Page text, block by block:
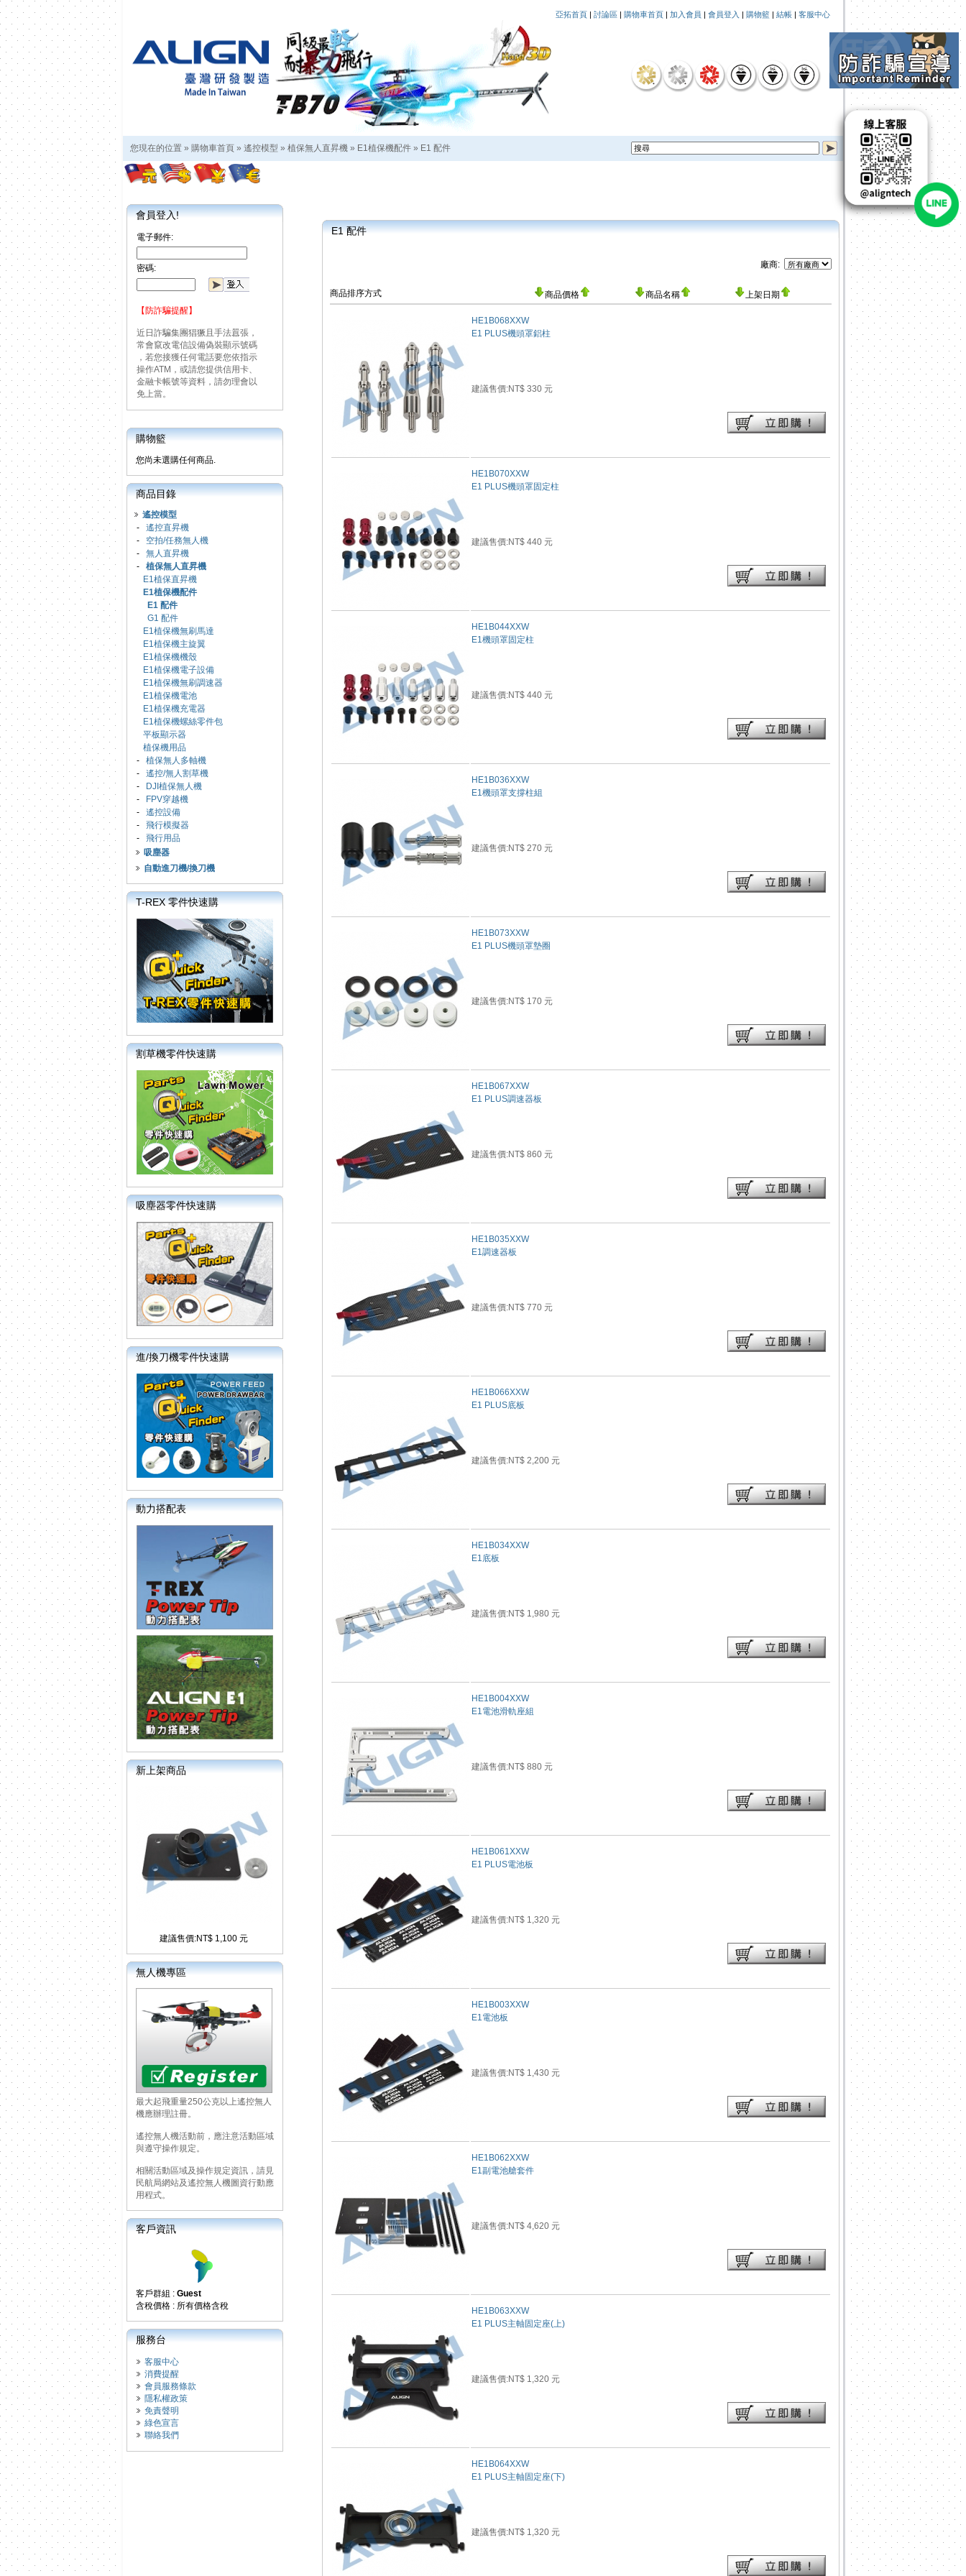
亞拓首頁 | 討論區 | 購物車首頁 | 加入會員 | 會員登入 | 購物籃 | 結帳 | 客服中心
您現在的位置 » 購物車首頁 » 遙控模型 » 植保無人直昇機 » E1植保機配件 » E1 配件
會員登入!
電子郵件:
密碼:
【防詐騙提醒】
近日詐騙集團猖獗且手法囂張，
常會竄改電信設備偽裝顯示號碼
，若您接獲任何電話要您依指示
操作ATM，或請您提供信用卡、
金融卡帳號等資料，請勿理會以
免上當。
購物籃
您尚未選購任何商品.
商品目錄
遙控模型
- 遙控直昇機
- 空拍/任務無人機
- 無人直昇機
- 植保無人直昇機
E1植保直昇機
E1植保機配件
E1 配件
G1 配件
E1植保機無刷馬達
E1植保機主旋翼
E1植保機機殼
E1植保機電子設備
E1植保機無刷調速器
E1植保機電池
E1植保機充電器
E1植保機螺絲零件包
平板顯示器
植保機用品
- 植保無人多軸機
- 遙控/無人割草機
-
DJI植保無人機
-
FPV穿越機
- 遙控設備
- 飛行模擬器
- 飛行用品
吸塵器
自動進刀機/換刀機
T-REX 零件快速購
割草機零件快速購
吸塵器零件快速購
進/換刀機零件快速購
動力搭配表
新上架商品
建議售價:NT$ 1,100 元
無人機專區
最大起飛重量250公克以上遙控無人
機應辦理註冊。
遙控無人機活動前，應注意活動區域
與遵守操作規定。
相關活動區域及操作規定資訊，請見
民航局網站及遙控無人機圖資行動應
用程式。
客戶資訊
客戶群組 : Guest
含稅價格 : 所有價格含稅
服務台
客服中心
消費提醒
會員服務條款
隱私權政策
免責聲明
綠色宣言
聯絡我們
E1 配件
廠商:
商品排序方式 商品價格 商品名稱 上架日期
HE1B068XXW
E1 PLUS機頭罩鋁柱
建議售價:NT$ 330 元
HE1B070XXW
E1 PLUS機頭罩固定柱
建議售價:NT$ 440 元
HE1B044XXW
E1機頭罩固定柱
建議售價:NT$ 440 元
HE1B036XXW
E1機頭罩支撐柱組
建議售價:NT$ 270 元
HE1B073XXW
E1 PLUS機頭罩墊圈
建議售價:NT$ 170 元
HE1B067XXW
E1 PLUS調速器板
建議售價:NT$ 860 元
HE1B035XXW
E1調速器板
建議售價:NT$ 770 元
HE1B066XXW
E1 PLUS底板
建議售價:NT$ 2,200 元
HE1B034XXW
E1底板
建議售價:NT$ 1,980 元
HE1B004XXW
E1電池滑軌座組
建議售價:NT$ 880 元
HE1B061XXW
E1 PLUS電池板
建議售價:NT$ 1,320 元
HE1B003XXW
E1電池板
建議售價:NT$ 1,430 元
HE1B062XXW
E1副電池艙套件
建議售價:NT$ 4,620 元
HE1B063XXW
E1 PLUS主軸固定座(上)
建議售價:NT$ 1,320 元
HE1B064XXW
E1 PLUS主軸固定座(下)
建議售價:NT$ 1,320 元